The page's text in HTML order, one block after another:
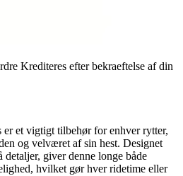
Krediteres efter bekraeftelse af din
et vigtigt tilbehør for enhver rytter,
og velværet af sin hest. Designet
giver denne longe både
hvilket gør hver ridetime eller